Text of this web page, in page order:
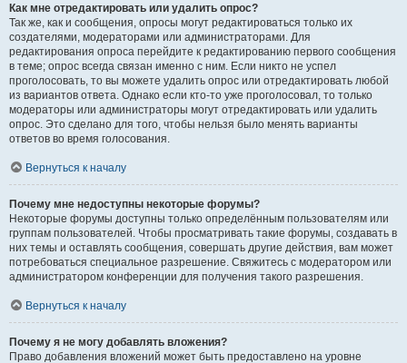
Как мне отредактировать или удалить опрос?
Так же, как и сообщения, опросы могут редактироваться только их
создателями, модераторами или администраторами. Для
редактирования опроса перейдите к редактированию первого сообщения
в теме; опрос всегда связан именно с ним. Если никто не успел
проголосовать, то вы можете удалить опрос или отредактировать любой
из вариантов ответа. Однако если кто-то уже проголосовал, то только
модераторы или администраторы могут отредактировать или удалить
опрос. Это сделано для того, чтобы нельзя было менять варианты
ответов во время голосования.
Вернуться к началу
Почему мне недоступны некоторые форумы?
Некоторые форумы доступны только определённым пользователям или
группам пользователей. Чтобы просматривать такие форумы, создавать в
них темы и оставлять сообщения, совершать другие действия, вам может
потребоваться специальное разрешение. Свяжитесь с модератором или
администратором конференции для получения такого разрешения.
Вернуться к началу
Почему я не могу добавлять вложения?
Право добавления вложений может быть предоставлено на уровне